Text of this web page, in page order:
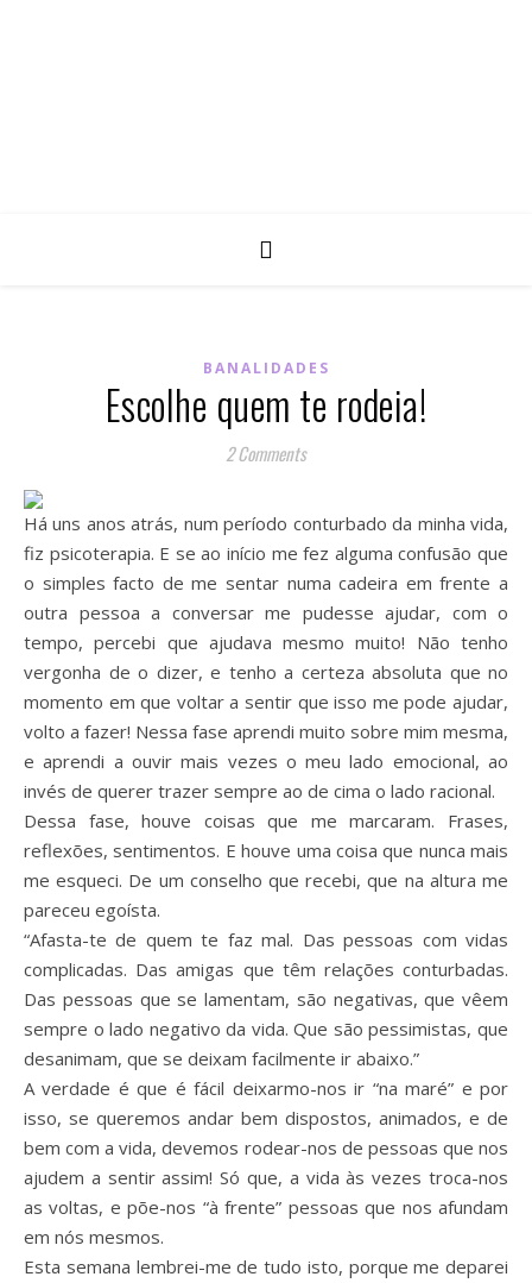
BANALIDADES
Escolhe quem te rodeia!
2 Comments
Há uns anos atrás, num período conturbado da minha vida,
fiz psicoterapia. E se ao início me fez alguma confusão que
o simples facto de me sentar numa cadeira em frente a
outra pessoa a conversar me pudesse ajudar, com o
tempo, percebi que ajudava mesmo muito! Não tenho
vergonha de o dizer, e tenho a certeza absoluta que no
momento em que voltar a sentir que isso me pode ajudar,
volto a fazer! Nessa fase aprendi muito sobre mim mesma,
e aprendi a ouvir mais vezes o meu lado emocional, ao
invés de querer trazer sempre ao de cima o lado racional.
Dessa fase, houve coisas que me marcaram. Frases,
reflexões, sentimentos. E houve uma coisa que nunca mais
me esqueci. De um conselho que recebi, que na altura me
pareceu egoísta.
“Afasta-te de quem te faz mal. Das pessoas com vidas
complicadas. Das amigas que têm relações conturbadas.
Das pessoas que se lamentam, são negativas, que vêem
sempre o lado negativo da vida. Que são pessimistas, que
desanimam, que se deixam facilmente ir abaixo.”
A verdade é que é fácil deixarmo-nos ir “na maré” e por
isso, se queremos andar bem dispostos, animados, e de
bem com a vida, devemos rodear-nos de pessoas que nos
ajudem a sentir assim! Só que, a vida às vezes troca-nos
as voltas, e põe-nos “à frente” pessoas que nos afundam
em nós mesmos.
Esta semana lembrei-me de tudo isto, porque me deparei